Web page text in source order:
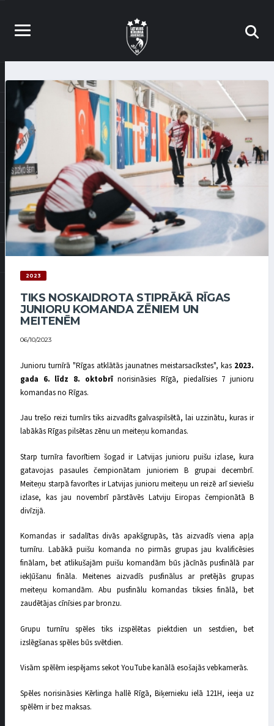
2023
TIKS NOSKAIDROTA STIPRĀKĀ RĪGAS
JUNIORU KOMANDA ZĒNIEM UN
MEITENĒM
06/10/2023
Junioru turnīrā "Rīgas atklātās jaunatnes meistarsacīkstes", kas 2023.
gada 6. līdz 8. oktobrīnorisināsies Rīgā, piedalīsies 7 junioru
komandas no Rīgas.
Jau trešo reizi turnīrs tiks aizvadīts galvaspilsētā, lai uzzinātu, kuras ir
labākās Rīgas pilsētas zēnu un meiteņu komandas.
Starp turnīra favorītiem šogad ir Latvijas junioru puišu izlase, kura
gatavojas pasaules čempionātam junioriem B grupai decembrī.
Meiteņu starpā favorītes ir Latvijas junioru meiteņu un reizē arī sieviešu
izlase, kas jau novembrī pārstāvēs Latviju Eiropas čempionātā B
divīzijā.
Komandas ir sadalītas divās apakšgrupās, tās aizvadīs viena apļa
turnīru. Labākā puišu komanda no pirmās grupas jau kvalificēsies
finālam, bet atlikušajām puišu komandām būs jācīnās pusfinālā par
iekļūšanu fināla. Meitenes aizvadīs pusfinālus ar pretējās grupas
meiteņu komandām. Abu pusfinālu komandas tiksies finālā, bet
zaudētājas cīnīsies par bronzu.
Grupu turnīru spēles tiks izspēlētas piektdien un sestdien, bet
izslēgšanas spēles būs svētdien.
Visām spēlēm iespējams sekot YouTube kanālā esošajās vebkamerās.
Spēles norisināsies Kērlinga hallē Rīgā, Biķernieku ielā 121H, ieeja uz
spēlēm ir bez maksas.